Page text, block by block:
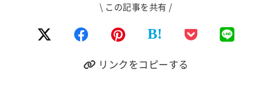
\ この記事を共有 /
B!
リンクをコピーする